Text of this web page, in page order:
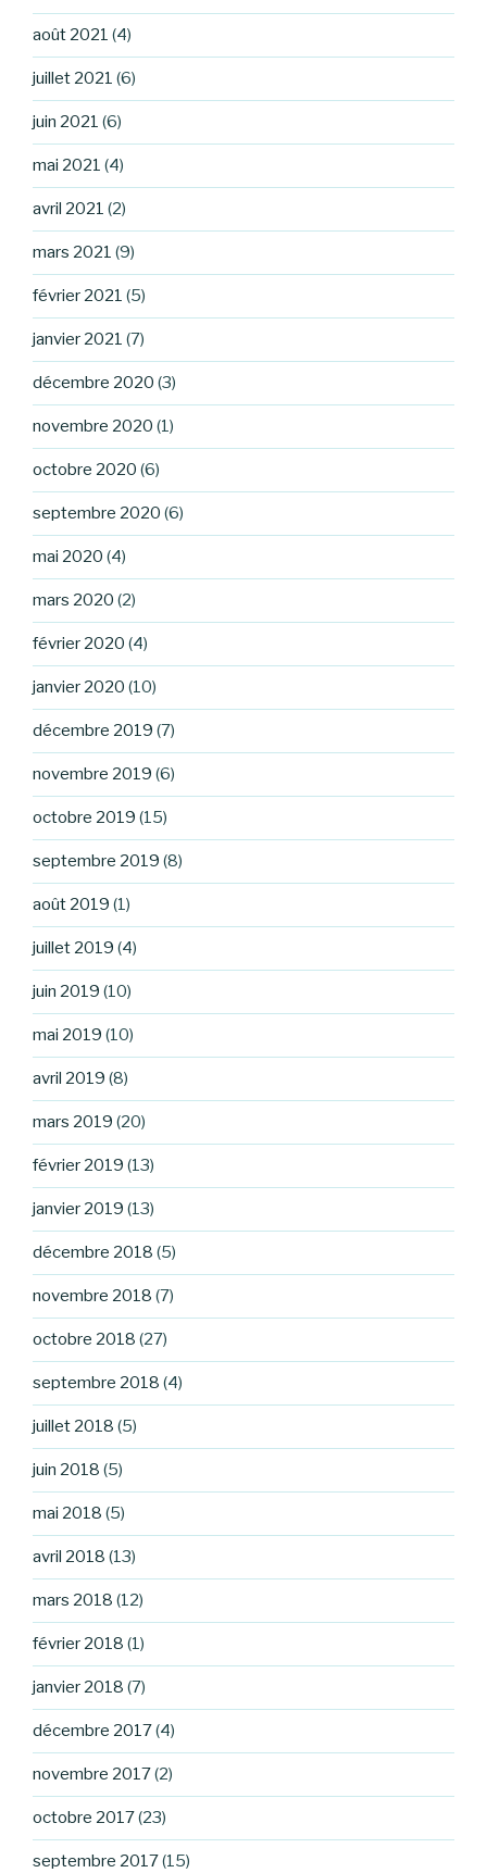
août 2021 (4)
juillet 2021 (6)
juin 2021 (6)
mai 2021 (4)
avril 2021 (2)
mars 2021 (9)
février 2021 (5)
janvier 2021 (7)
décembre 2020 (3)
novembre 2020 (1)
octobre 2020 (6)
septembre 2020 (6)
mai 2020 (4)
mars 2020 (2)
février 2020 (4)
janvier 2020 (10)
décembre 2019 (7)
novembre 2019 (6)
octobre 2019 (15)
septembre 2019 (8)
août 2019 (1)
juillet 2019 (4)
juin 2019 (10)
mai 2019 (10)
avril 2019 (8)
mars 2019 (20)
février 2019 (13)
janvier 2019 (13)
décembre 2018 (5)
novembre 2018 (7)
octobre 2018 (27)
septembre 2018 (4)
juillet 2018 (5)
juin 2018 (5)
mai 2018 (5)
avril 2018 (13)
mars 2018 (12)
février 2018 (1)
janvier 2018 (7)
décembre 2017(4)
novembre 2017(2)
octobre 2017(23)
septembre 2017(15)